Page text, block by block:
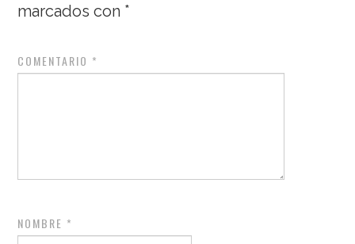
marcados con *
COMENTARIO *
NOMBRE *